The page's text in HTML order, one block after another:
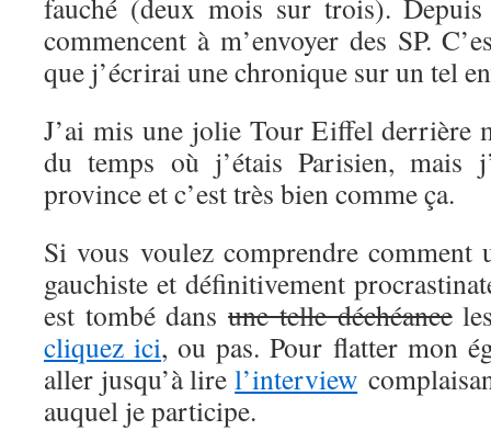
fauché (deux mois sur trois).
commencent à m’envoyer des SP.
que j’écrirai une chronique sur un tel
J’ai mis une jolie Tour Eiffel derrière
du temps où j’étais Parisien, mais
province et c’est très bien comme ça.
Si vous voulez comprendre comment
gauchiste et définitivement
est tombé dansune telle déchéance
cliquez ici, ou pas. Pour flatter mon
aller jusqu’à lirel’interview
auquel je participe.